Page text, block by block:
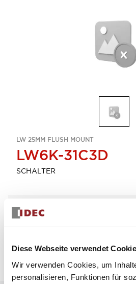
Diese Webseite verwendet
Wir verwenden Cookies, um
personalisieren, Funktionen für
LW 25MM FLUSH MOUNT
LW6K-31C3D
SCHALTER
Menge auswählen
zum